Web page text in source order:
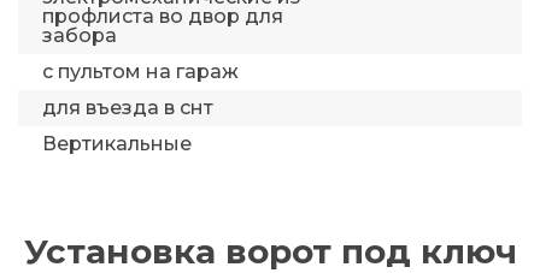
профлиста во двор для
забора
с пультом на гараж
для въезда в снт
Вертикальные
Установка ворот под ключ